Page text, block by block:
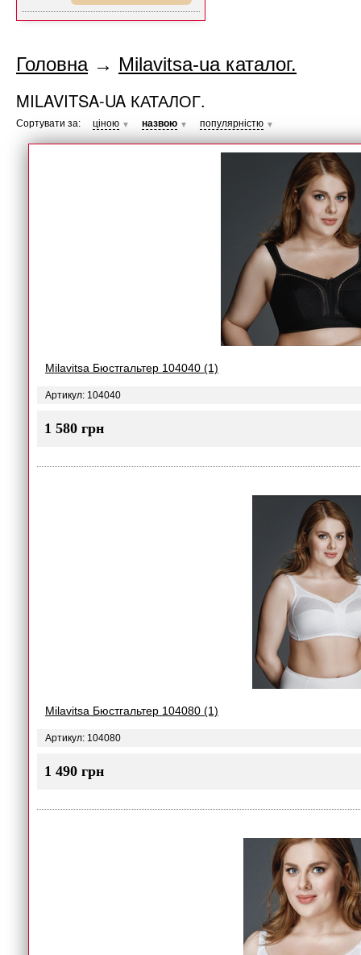
Головна→ Milavitsa-ua каталог.
MILAVITSA-UA КАТАЛОГ.
Сортувати за: ціною ▼ назвою ▼ популярністю ▼
Milavitsa Бюстгальтер 104040 (1)
Артикул: 104040
1 580 грн
Milavitsa Бюстгальтер 104080 (1)
Артикул: 104080
1 490 грн